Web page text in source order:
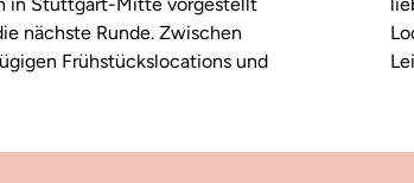
nächste Runde. Zwischen
Frühstückslocations und